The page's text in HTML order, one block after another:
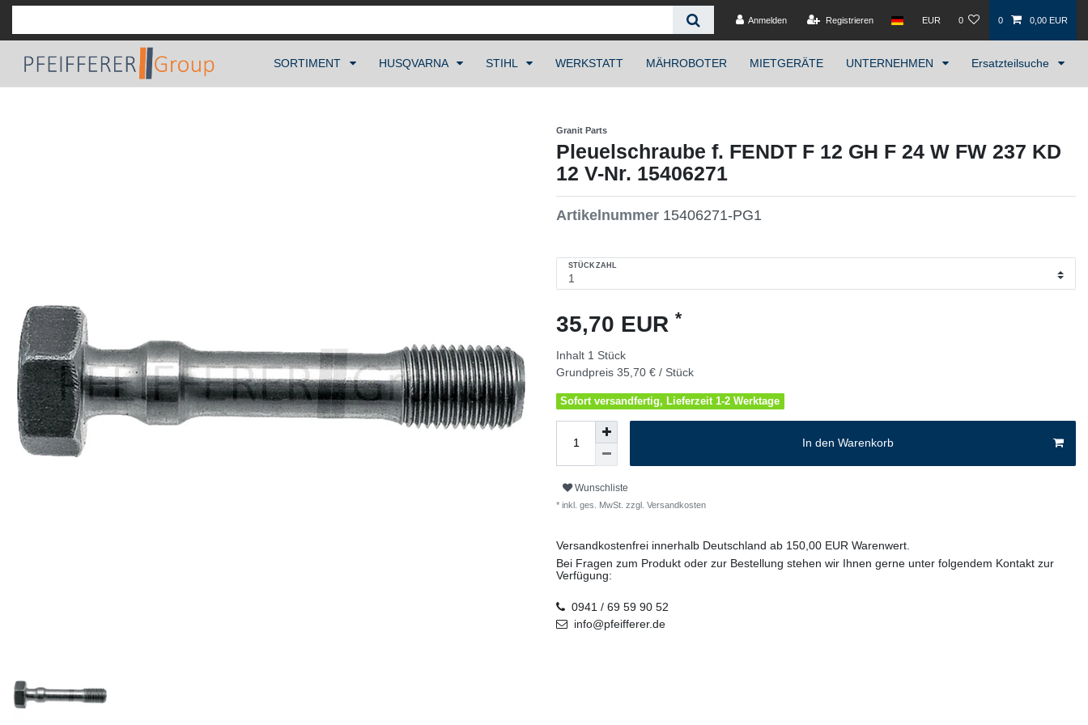
Anmelden Registrieren EUR 0 0 0,00 EUR
SORTIMENT HUSQVARNA STIHL WERKSTATT MÄHROBOTER MIETGERÄTE UNTERNEHMEN Ersatzteilsuche
Granit Parts
Pleuelschraube f. FENDT F 12 GH F 24 W FW 237 KD
12 V-Nr. 15406271
Artikelnummer 15406271-PG1
STÜCKZAHL
35,70 EUR *
Inhalt 1 Stück
Grundpreis 35,70 € / Stück
Sofort versandfertig, Lieferzeit 1-2 Werktage
In den Warenkorb
Wunschliste
* inkl. ges. MwSt. zzgl. Versandkosten
Versandkostenfrei innerhalb Deutschland ab 150,00 EUR Warenwert.
Bei Fragen zum Produkt oder zur Bestellung stehen wir Ihnen gerne unter folgendem Kontakt zur
Verfügung:
0941 / 69 59 90 52
info@pfeifferer.de